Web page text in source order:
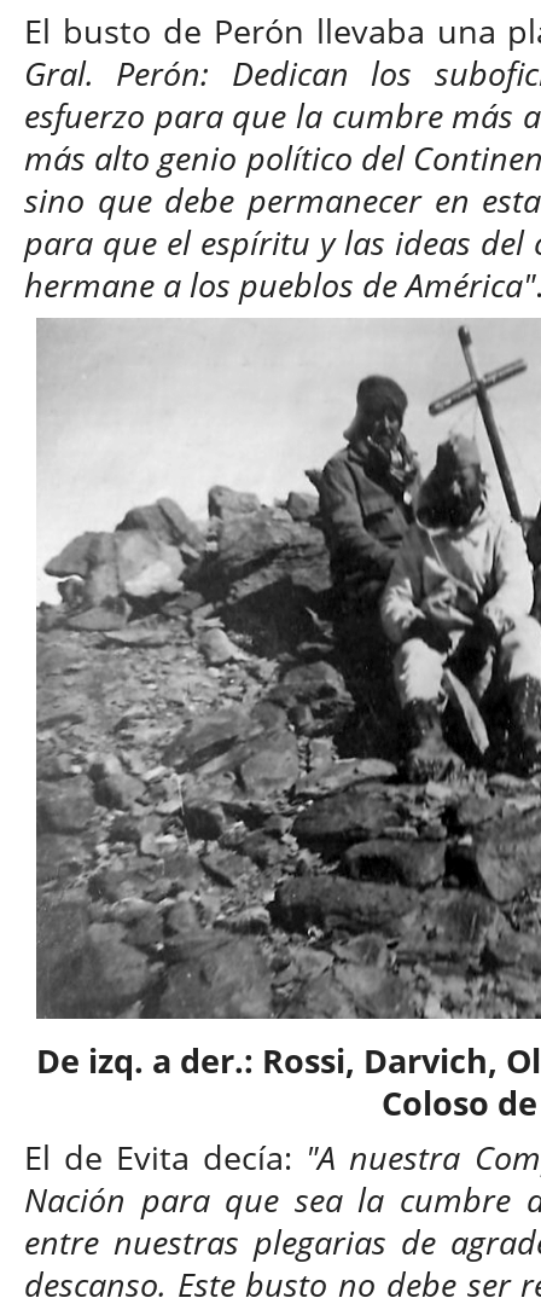
El busto de Perón llevaba una
Gral. Perón: Dedican los
esfuerzo para que la cumbre más
más alto genio político del
sino que debe permanecer en
para que el espíritu y las ideas
hermane a los pueblos de América"
De izq. a der.: Rossi, Darvich,
Coloso
El de Evita decía: "A nuestra
Nación para que sea la cumbre
entre nuestras plegarias de
descanso. Este busto no debe ser